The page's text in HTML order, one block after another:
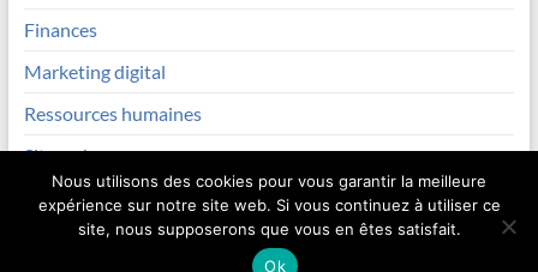
Finances
Marketing digital
Ressources humaines
Site web
Copyright © 2026Madfotos
Nous utilisons des cookies pour vous garantir la meilleure
expérience sur notre site web. Si vous continuez à utiliser ce
site, nous supposerons que vous en êtes satisfait.
Ok